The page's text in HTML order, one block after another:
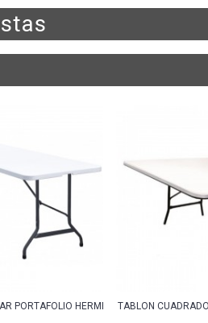
PORTAFOLIO HERMES 240TABLON